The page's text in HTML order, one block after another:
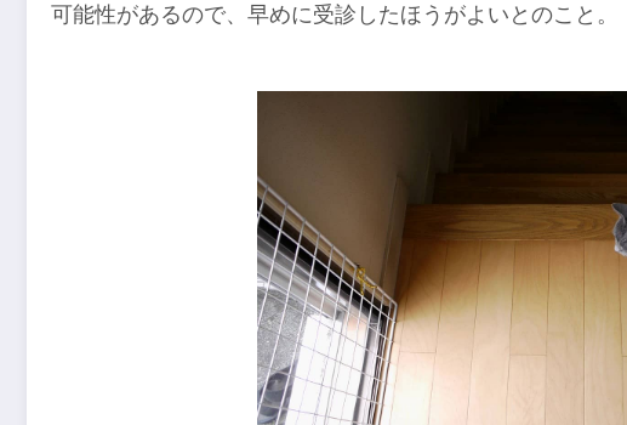
可能性があるので、早めに受診したほうがよいとのこと。